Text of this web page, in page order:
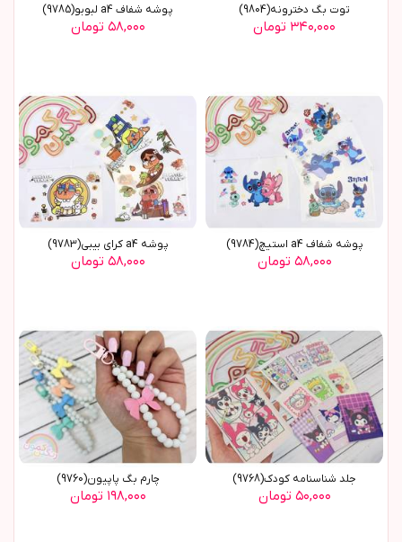
توت بگ دخترونه(9804)
۳۴۰,۰۰۰ تومان
پوشه شفاف a4 لبوبو(9785)
۵۸,۰۰۰ تومان
پوشه شفاف a4 استیچ(9784)
۵۸,۰۰۰ تومان
پوشه a4 کرای بیبی(9783)
۵۸,۰۰۰ تومان
جلد شناسنامه کودک(9768)
۵۰,۰۰۰ تومان
چارم بگ پاپیون(9760)
۱۹۸,۰۰۰ تومان